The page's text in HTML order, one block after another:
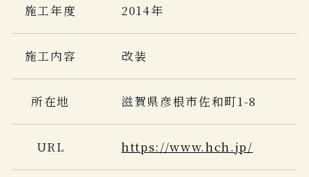
施工年度 2014年
施工内容 改装
所在地 滋賀県彦根市佐和町1-8
URL https://www.hch.jp/